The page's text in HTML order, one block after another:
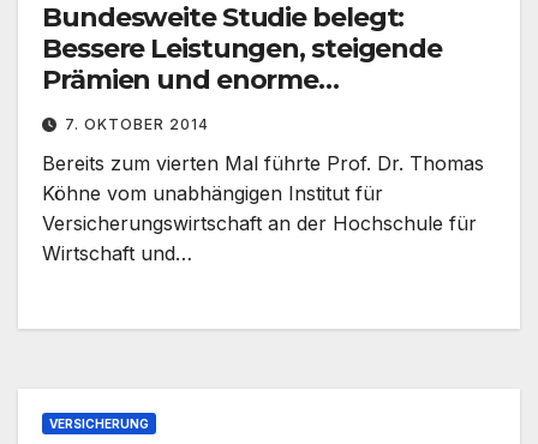
Bundesweite Studie belegt:
Bessere Leistungen, steigende
Prämien und enorme
Preisunterschiede von bis zu 350
Prozent bei Kfz-Versicherungen
7. OKTOBER 2014
Bereits zum vierten Mal führte Prof. Dr. Thomas
Köhne vom unabhängigen Institut für
Versicherungswirtschaft an der Hochschule für
Wirtschaft und…
VERSICHERUNG